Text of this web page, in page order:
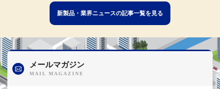
新製品・業界ニュースの記事一覧を見る
メールマガジン